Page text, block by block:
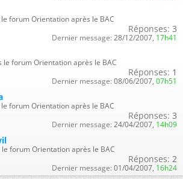
forum Orientation après le BAC
Réponses: 3
Dernier message: 28/12/2007, 17h41
le forum Orientation après le BAC
Réponses: 1
Dernier message: 08/06/2007, 07h51
forum Orientation après le BAC
Réponses: 3
Dernier message: 24/04/2007, 14h09
forum Orientation après le BAC
Réponses: 2
Dernier message: 01/04/2007, 16h24